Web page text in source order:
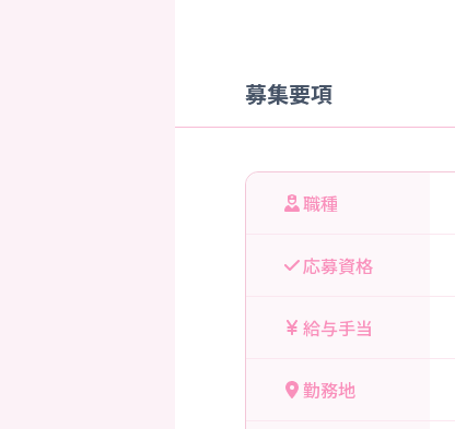
募集要項
職種
応募資格
給与手当
勤務地